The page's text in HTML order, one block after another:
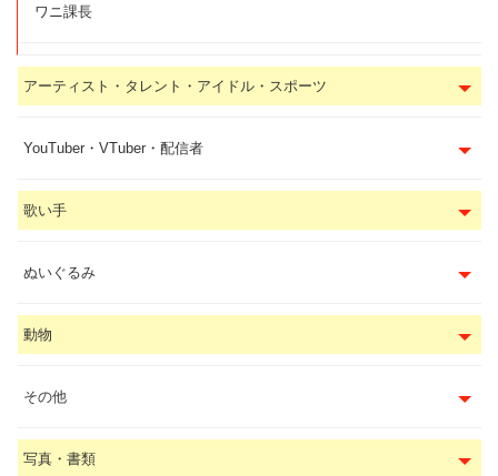
ワニ課長
アーティスト・タレント・アイドル・スポーツ
YouTuber・VTuber・配信者
歌い手
ぬいぐるみ
動物
その他
写真・書類